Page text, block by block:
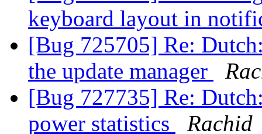
keyboard layout in
[Bug 725705] Re:
the update manager
[Bug 727735] Re:
power statistics
Rachid